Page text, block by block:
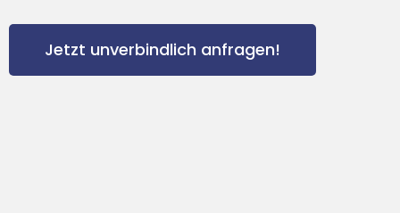
Jetzt unverbindlich anfragen!